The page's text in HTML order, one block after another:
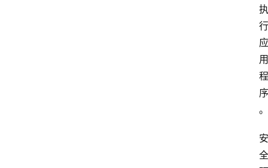
执
行
应
用
程
序
。
安
全